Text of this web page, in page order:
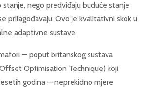
nego predviđaju buduće stanje
prilagođavaju. Ovo je kvalitativni skok u
adaptivne sustave.
— poput britanskog sustava
Optimisation Technique) koji
godina — neprekidno mjere